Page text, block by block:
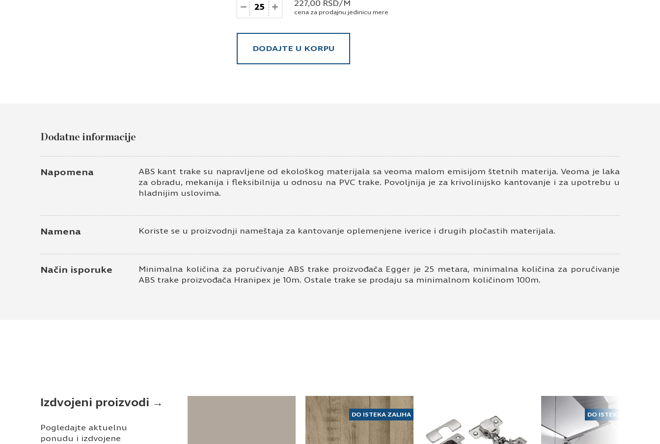
227,00 RSD/M
cena za prodajnu jedinicu mere
DODAJTE U KORPU
Dodatne informacije
Napomena
ABS kant trake su napravljene od ekološkog materijala sa veoma malom emisijom štetnih materija. Veoma je laka
za obradu, mekanija i fleksibilnija u odnosu na PVC trake. Povoljnija je za krivolinijsko kantovanje i za upotrebu u
hladnijim uslovima.
Namena Koriste se u proizvodnji nameštaja za kantovanje oplemenjene iverice i drugih pločastih materijala.
Način isporuke
Minimalna količina za poručivanje ABS trake proizvođača Egger je 25 metara, minimalna količina za poručivanje
ABS trake proizvođača Hranipex je 10m. Ostale trake se prodaju sa minimalnom količinom 100m.
Izdvojeni proizvodi →
Pogledajte aktuelnu
ponudu i izdvojene
DO ISTEKA ZALIHA DO ISTEKA ZALIHA